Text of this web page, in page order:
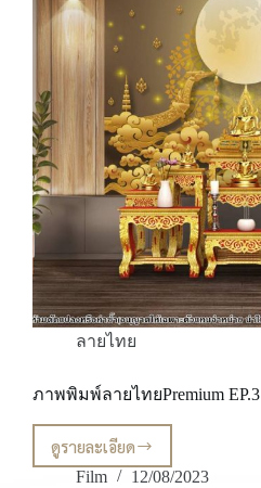
ลายไทย
ภาพพิมพ์ลายไทยPremium EP.3
ดูรายละเอียด
ภาพ
พิมพ์
Film 12/08/2023